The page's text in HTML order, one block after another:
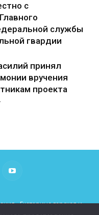
с
службы
гвардии
принял
вручения
проекта
«Екатеринодарская и